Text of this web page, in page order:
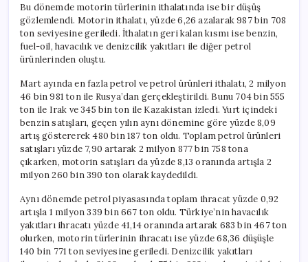
Bu dönemde motorin türlerinin ithalatında ise bir düşüş
gözlemlendi. Motorin ithalatı, yüzde 6,26 azalarak 987 bin 708
ton seviyesine geriledi. İthalatın geri kalan kısmı ise benzin,
fuel-oil, havacılık ve denizcilik yakıtları ile diğer petrol
ürünlerinden oluştu.
Mart ayında en fazla petrol ve petrol ürünleri ithalatı, 2 milyon
46 bin 981 ton ile Rusya’dan gerçekleştirildi. Bunu 704 bin 555
ton ile Irak ve 345 bin ton ile Kazakistan izledi. Yurt içindeki
benzin satışları, geçen yılın aynı dönemine göre yüzde 8,09
artış göstererek 480 bin 187 ton oldu. Toplam petrol ürünleri
satışları yüzde 7,90 artarak 2 milyon 877 bin 758 tona
çıkarken, motorin satışları da yüzde 8,13 oranında artışla 2
milyon 260 bin 390 ton olarak kaydedildi.
Aynı dönemde petrol piyasasında toplam ihracat yüzde 0,92
artışla 1 milyon 339 bin 667 ton oldu. Türkiye’nin havacılık
yakıtları ihracatı yüzde 41,14 oranında artarak 683 bin 467 ton
olurken, motorin türlerinin ihracatı ise yüzde 68,36 düşüşle
140 bin 771 ton seviyesine geriledi. Denizcilik yakıtları